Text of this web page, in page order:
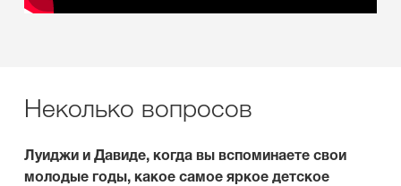
Неколько вопросов
Луиджи и Давиде, когда вы вспоминаете свои
молодые годы, какое самое яркое детское